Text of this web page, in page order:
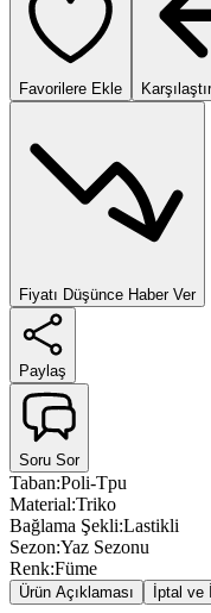
Favorilere Ekle
Fiyatı Düşünce Haber Ver
Paylaş
Soru Sor
Taban:Poli-Tpu
Material:Triko
Bağlama Şekli:Lastikli
Sezon:Yaz Sezonu
Renk:Füme
Ürün Açıklaması İptal ve